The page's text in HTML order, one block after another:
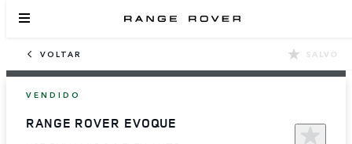
VOLTAR SALVO
VENDIDO
RANGE ROVER EVOQUE